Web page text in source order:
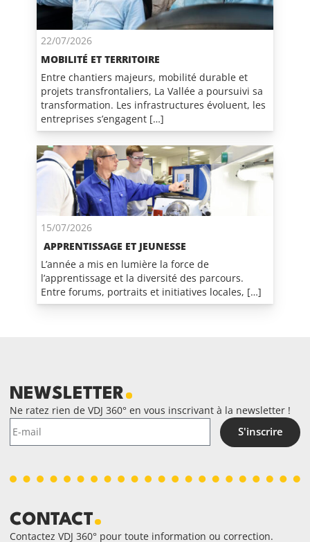
22/07/2026
MOBILITÉ ET TERRITOIRE
Entre chantiers majeurs, mobilité durable et
projets transfrontaliers, La Vallée a poursuivi sa
transformation. Les infrastructures évoluent, les
entreprises s’engagent […]
15/07/2026
APPRENTISSAGE ET JEUNESSE
L’année a mis en lumière la force de
l’apprentissage et la diversité des parcours.
Entre forums, portraits et initiatives locales, […]
NEWSLETTER
Ne ratez rien de VDJ 360° en vous inscrivant à la newsletter !
S'inscrire
CONTACT
Contactez VDJ 360° pour toute information ou correction.